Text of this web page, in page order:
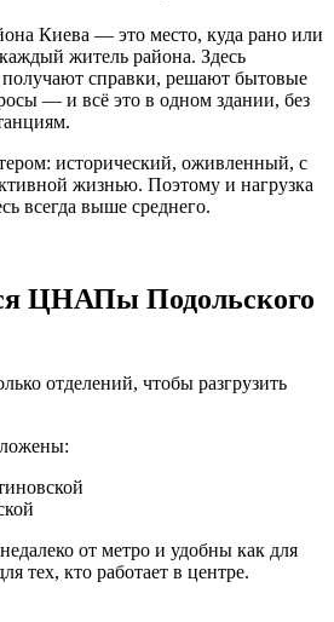
Киева — это место, куда рано или
житель района. Здесь
справки, решают бытовые
— и всё это в одном здании, без
исторический, оживленный, с
жизнью. Поэтому и нагрузка
всегда выше среднего.
ЦНАПы Подольского
отделений, чтобы разгрузить
от метро и удобны как для
тех, кто работает в центре.